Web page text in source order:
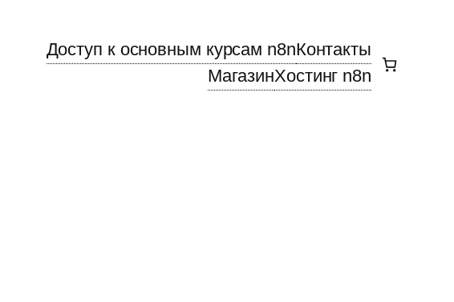
Доступ к основным курсам n8nКонтакты
МагазинХостинг n8n